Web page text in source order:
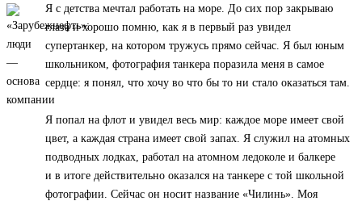
Я с детства мечтал работать на море. До сих пор закрываю
глаза и хорошо помню, как я в первый раз увидел
супертанкер, на котором тружусь прямо сейчас. Я был юным
школьником, фотография танкера поразила меня в самое
сердце: я понял, что хочу во что бы то ни стало оказаться там.
Я попал на флот и увидел весь мир: каждое море имеет свой
цвет, а каждая страна имеет свой запах. Я служил на атомных
подводных лодках, работал на атомном ледоколе и балкере
и в итоге действительно оказался на танкере с той школьной
фотографии. Сейчас он носит название «Чилинь». Моя